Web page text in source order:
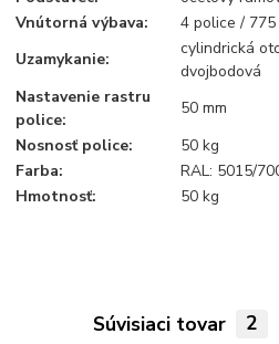
Vnútorná výbava:
4 police /
Uzamykanie:
cylindrická
dvojbodová
Nastavenie rastru
police:
50 mm
Nosnosť police:
50 kg
Farba:
RAL: 5015/
Hmotnosť:
50 kg
Súvisiaci tovar 2